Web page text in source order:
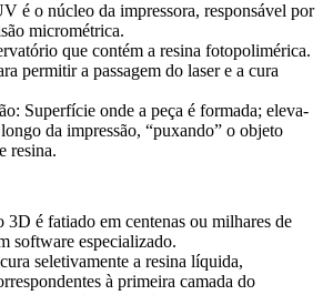
é o núcleo da impressora, responsável por
micrométrica.
que contém a resina fotopolimérica.
permitir a passagem do laser e a cura
Superfície onde a peça é formada; eleva-
da impressão, “puxando” o objeto
resina.
3D é fatiado em centenas ou milhares de
software especializado.
seletivamente a resina líquida,
à primeira camada do